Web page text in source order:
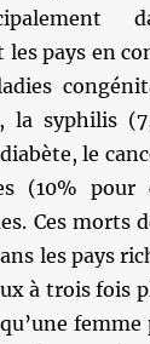
les pays en
la syphilis
le
(10% pour
Ces morts
les pays
à trois fois
femme